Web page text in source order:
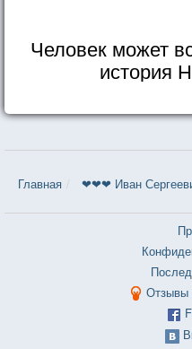
Человек может
история
Главная ❤❤❤ Иван
Отзывы